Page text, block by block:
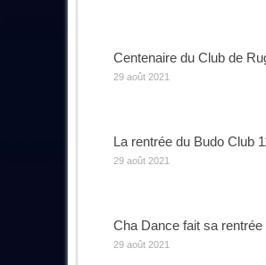
Centenaire du Club de
29 août 2021
La rentrée du Budo Club
29 août 2021
Cha Dance fait sa rentrée
29 août 2021